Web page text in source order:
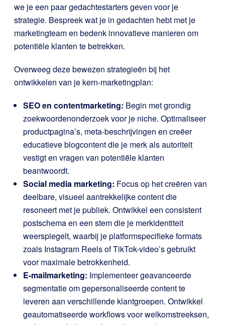
we je een paar gedachtestarters geven voor je
strategie. Bespreek wat je in gedachten hebt met je
marketingteam en bedenk innovatieve manieren om
potentiële klanten te betrekken.
Overweeg deze bewezen strategieën bij het
ontwikkelen van je kern-marketingplan:
SEO en contentmarketing: Begin met grondig
zoekwoordenonderzoek voor je niche. Optimaliseer
productpagina’s, meta-beschrijvingen en creëer
educatieve blogcontent die je merk als autoriteit
vestigt en vragen van potentiële klanten
beantwoordt.
Social media marketing: Focus op het creëren van
deelbare, visueel aantrekkelijke content die
resoneert met je publiek. Ontwikkel een consistent
postschema en een stem die je merkidentiteit
weerspiegelt, waarbij je platformspecifieke formats
zoals Instagram Reels of TikTok-video’s gebruikt
voor maximale betrokkenheid.
E-mailmarketing: Implementeer geavanceerde
segmentatie om gepersonaliseerde content te
leveren aan verschillende klantgroepen. Ontwikkel
geautomatiseerde workflows voor welkomstreeksen,